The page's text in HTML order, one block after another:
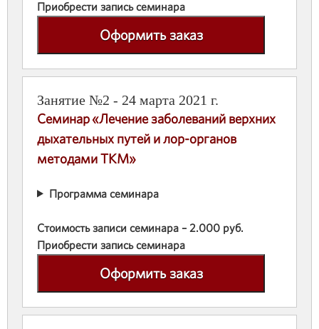
Приобрести запись семинара
Оформить заказ
Занятие №2 - 24 марта 2021 г.
Семинар «Лечение заболеваний верхних
дыхательных путей и лор-органов
методами ТКМ»
Программа семинара
Стоимость записи семинара – 2.000 руб.
Приобрести запись семинара
Оформить заказ